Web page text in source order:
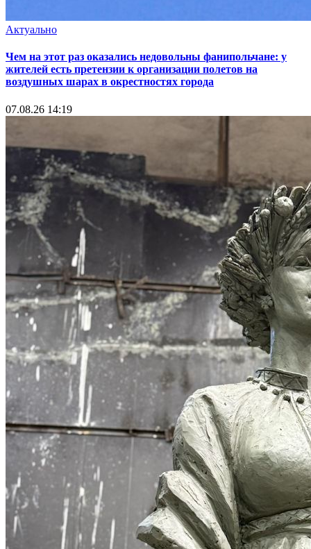
Актуально
Чем на этот раз оказались недовольны фанипольчане: у
жителей есть претензии к организации полетов на
воздушных шарах в окрестностях города
07.08.26 14:19